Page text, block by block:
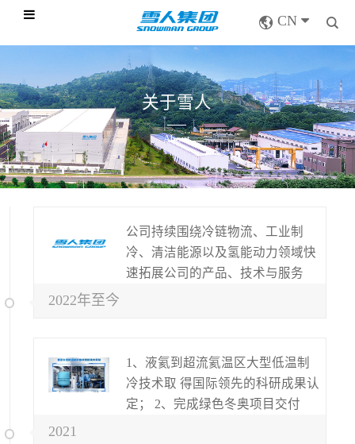
CN
关于雪人
About
公司持续围绕冷链物流、工业制
冷、清洁能源以及氢能动力领域快
速拓展公司的产品、技术与服务
2022年至今
1、液氦到超流氦温区大型低温制
冷技术取 得国际领先的科研成果认
定； 2、完成绿色冬奥项目交付
2021